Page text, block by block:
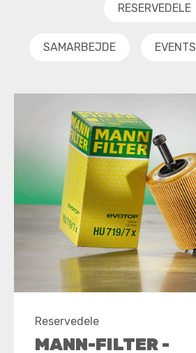
RESERVEDELE
SAMARBEJDE EVENTS
Reservedele
MANN-FILTER -